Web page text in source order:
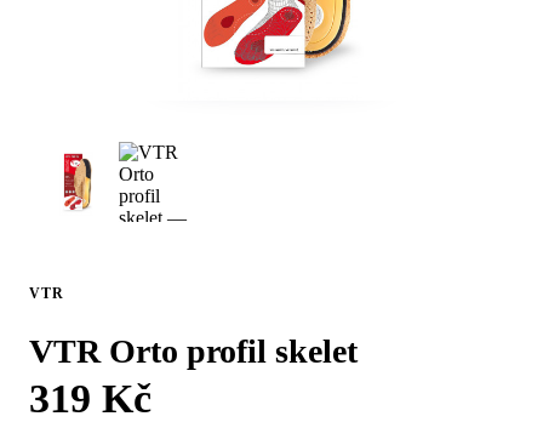
VTR
VTR Orto profil skelet
319 Kč